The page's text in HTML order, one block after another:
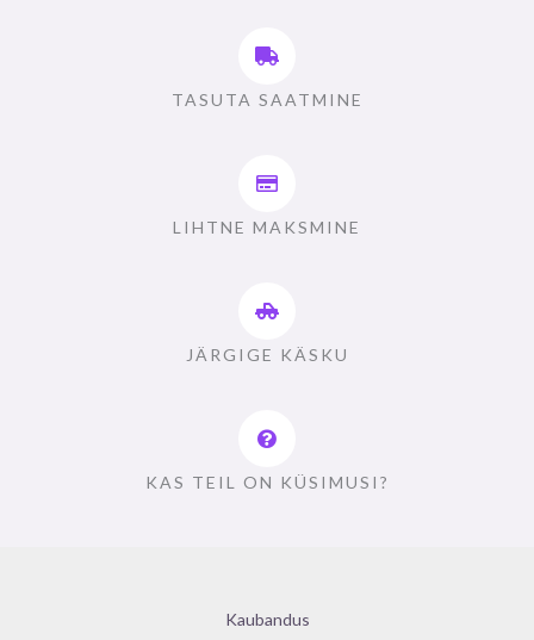
TASUTA SAATMINE
LIHTNE MAKSMINE
JÄRGIGE KÄSKU
KAS TEIL ON KÜSIMUSI?
Kaubandus